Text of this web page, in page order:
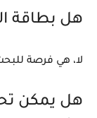
هل بطاقة
لا، هي فرصة
هل يمكن